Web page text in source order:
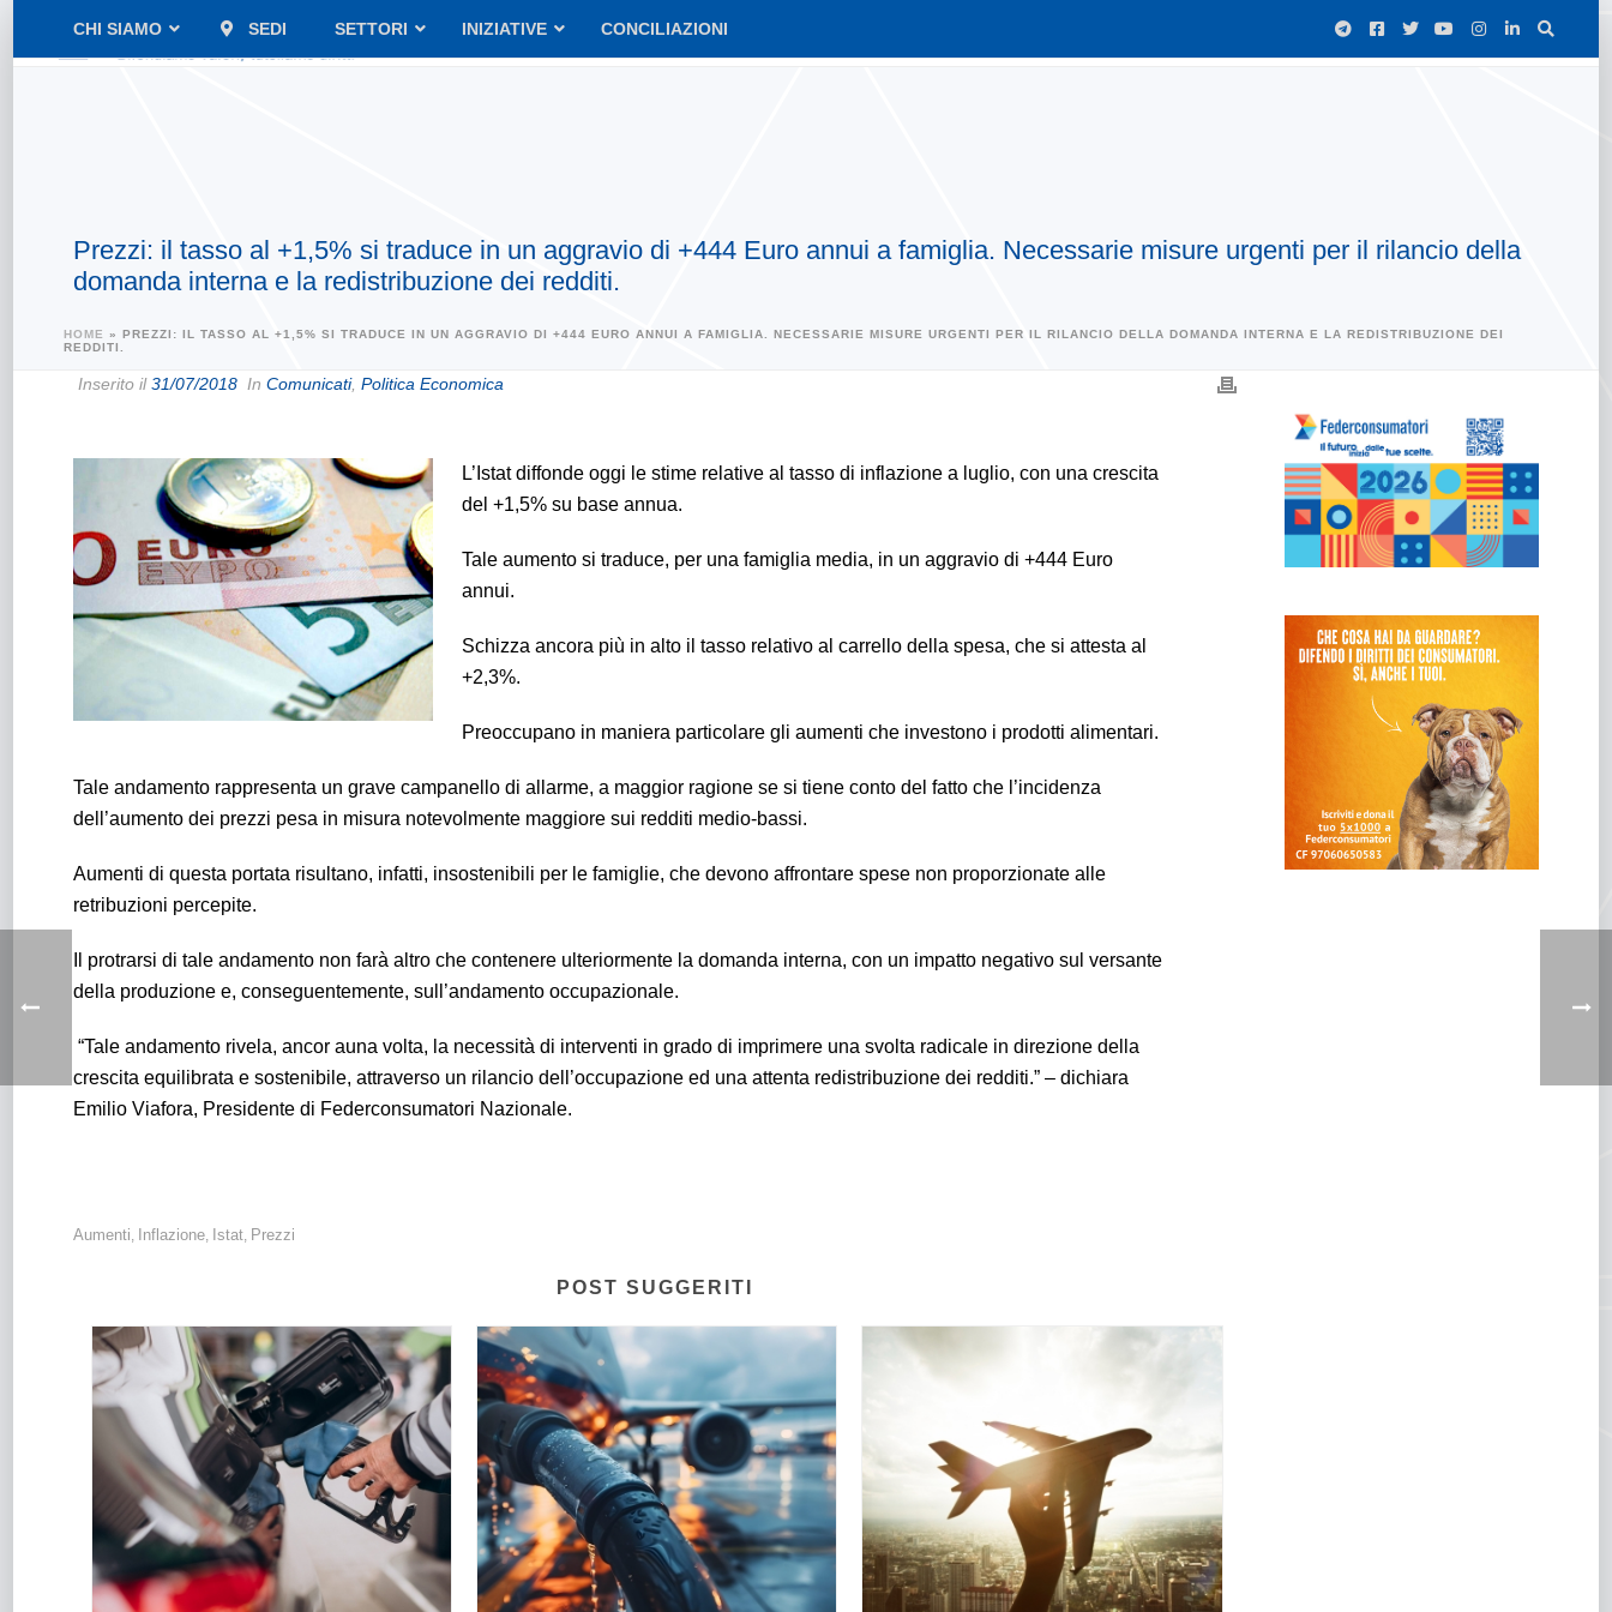
CHI SIAMO SEDI SETTORI INIZIATIVE CONCILIAZIONI
Prezzi: il tasso al +1,5% si traduce in un aggravio di +444 Euro annui a famiglia. Necessarie misure urgenti per il rilancio della
domanda interna e la redistribuzione dei redditi.
HOME » PREZZI: IL TASSO AL +1,5% SI TRADUCE IN UN AGGRAVIO DI +444 EURO ANNUI A FAMIGLIA. NECESSARIE MISURE URGENTI PER IL RILANCIO DELLA DOMANDA INTERNA E LA REDISTRIBUZIONE DEI
REDDITI.
Inserito il31/07/2018 In Comunicati, Politica Economica
L’Istat diffonde oggi le stime relative al tasso di inflazione a luglio, con una crescita
del +1,5% su base annua.
Tale aumento si traduce, per una famiglia media, in un aggravio di +444 Euro
annui.
Schizza ancora più in alto il tasso relativo al carrello della spesa, che si attesta al
+2,3%.
Preoccupano in maniera particolare gli aumenti che investono i prodotti alimentari.
Tale andamento rappresenta un grave campanello di allarme, a maggior ragione se si tiene conto del fatto che l’incidenza
dell’aumento dei prezzi pesa in misura notevolmente maggiore sui redditi medio-bassi.
Aumenti di questa portata risultano, infatti, insostenibili per le famiglie, che devono affrontare spese non proporzionate alle
retribuzioni percepite.
Il protrarsi di tale andamento non farà altro che contenere ulteriormente la domanda interna, con un impatto negativo sul versante
della produzione e, conseguentemente, sull’andamento occupazionale.
“Tale andamento rivela, ancor auna volta, la necessità di interventi in grado di imprimere una svolta radicale in direzione della
crescita equilibrata e sostenibile, attraverso un rilancio dell’occupazione ed una attenta redistribuzione dei redditi.” – dichiara
Emilio Viafora, Presidente di Federconsumatori Nazionale.
Aumenti, Inflazione, Istat, Prezzi
POST SUGGERITI